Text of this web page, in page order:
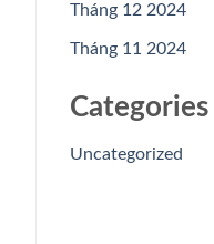
Tháng 12 2024
Tháng 11 2024
Categories
Uncategorized